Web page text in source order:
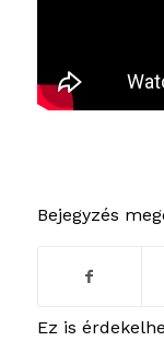
Bejegyzés
Ez is